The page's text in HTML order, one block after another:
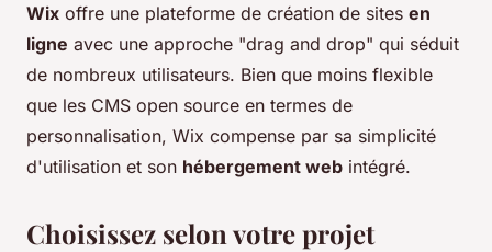
Wix offre une plateforme de création de sites en
ligne avec une approche "drag and drop" qui séduit
de nombreux utilisateurs. Bien que moins flexible
que les CMS open source en termes de
personnalisation, Wix compense par sa simplicité
d'utilisation et son hébergement web intégré.
Choisissez selon votre projet